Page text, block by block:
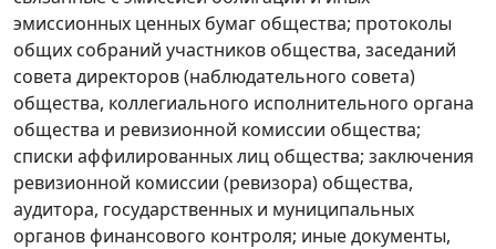
эмиссионных ценных бумаг общества; протоколы
общих собраний участников общества, заседаний
совета директоров (наблюдательного совета)
общества, коллегиального исполнительного органа
общества и ревизионной комиссии общества;
списки аффилированных лиц общества; заключения
ревизионной комиссии (ревизора) общества,
аудитора, государственных и муниципальных
органов финансового контроля; иные документы,